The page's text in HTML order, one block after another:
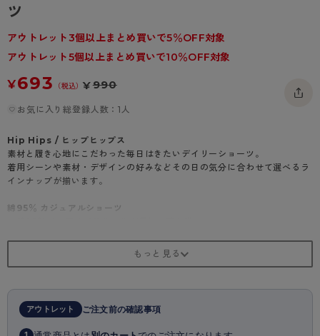
ソックス・靴下
レギンス・スパッツ
- タンクトップ
- カップ付きインナー
CLINICAL
お問い合わせについて
ツ
アウトレット3個以上まとめ買いで5％OFF対象
アウトレット5個以上まとめ買いで10％OFF対象
¥693 （税込）¥990
お気に入り総登録人数：1人
Hip Hips / ヒップヒップス
素材と履き心地にこだわった毎日はきたいデイリーショーツ。
着用シーンや素材・デザインの好みなどその日の気分に合わせて選べるラ
インナップが揃います。
綿95％ カジュアルショーツ
アウトレット ご注文前の確認事項